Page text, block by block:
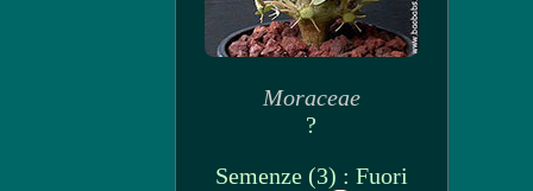
Moraceae
?
Semenze (3) : Fuori